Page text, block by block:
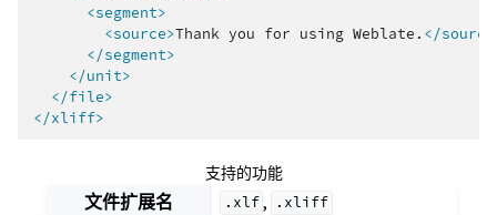
<segment>
<source>Thank you for using Weblate. </
</segment>
</unit>
</file>
</xliff>
支持的功能
文件扩展名 .xlf , .xliff